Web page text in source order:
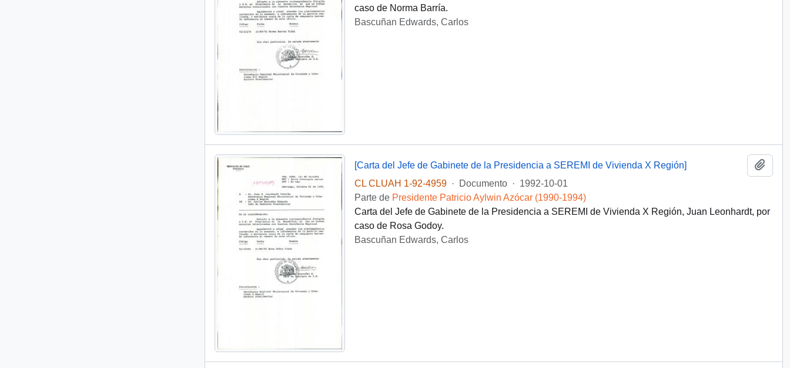
caso de Norma Barría.
Bascuñan Edwards, Carlos
[Carta del Jefe de Gabinete de la Presidencia a SEREMI de Vivienda X Región]
CL CLUAH 1-92-4959
· Documento · 1992-10-01
Parte de Presidente Patricio Aylwin Azócar (1990-1994)
Carta del Jefe de Gabinete de la Presidencia a SEREMI de Vivienda X Región, Juan Leonhardt, por
caso de Rosa Godoy.
Bascuñan Edwards, Carlos